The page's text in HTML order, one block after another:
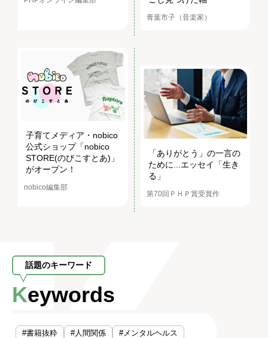
青葉市子（音楽家）
子育てメディア・nobico
公式ショップ「nobico
STORE(のびこすとあ)」
がオープン！
nobico編集部
「ありがとう」の一言の
ために...エッセイ「生き
る」
第70回ＰＨＰ賞受賞作
話題のキーワード
Keywords
#書籍抜粋 #人間関係
#メンタルヘルス